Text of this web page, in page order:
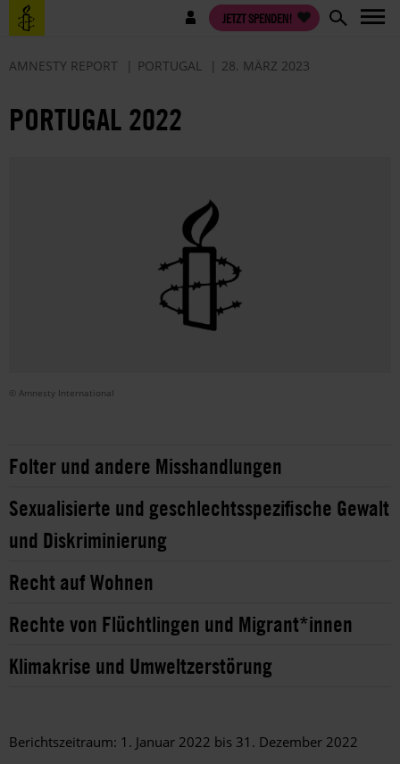
Direkt
zum
Benutzermenü JETZT SPENDEN!
AMNESTY REPORT PORTUGAL 28. MÄRZ 2023
PORTUGAL 2022
© Amnesty International
Folter und andere Misshandlungen
Sexualisierte und geschlechtsspezifische Gewalt
und Diskriminierung
Recht auf Wohnen
Rechte von Flüchtlingen und Migrant*innen
Klimakrise und Umweltzerstörung
Berichtszeitraum: 1. Januar 2022 bis 31. Dezember 2022